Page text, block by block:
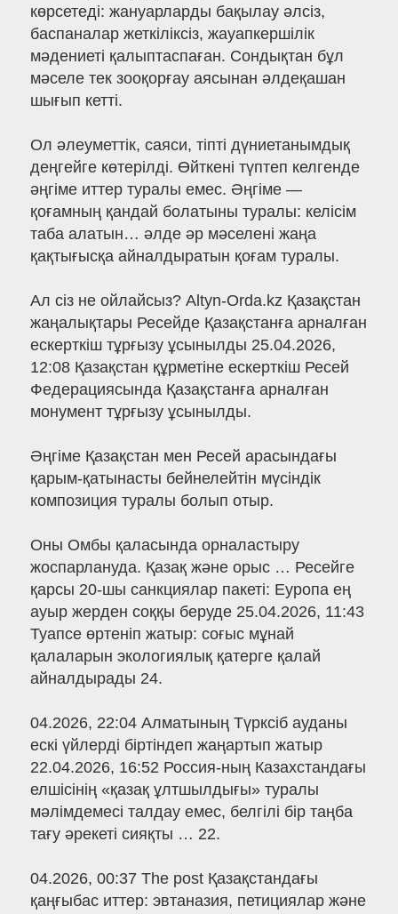
көрсетеді: жануарларды бақылау әлсіз,
баспаналар жеткіліксіз, жауапкершілік
мәдениеті қалыптаспаған. Сондықтан бұл
мәселе тек зооқорғау аясынан әлдеқашан
шығып кетті.
Ол әлеуметтік, саяси, тіпті дүниетанымдық
деңгейге көтерілді. Өйткені түптеп келгенде
әңгіме иттер туралы емес. Әңгіме —
қоғамның қандай болатыны туралы: келісім
таба алатын… әлде әр мәселені жаңа
қақтығысқа айналдыратын қоғам туралы.
Ал сіз не ойлайсыз? Altyn-Orda.kz Қазақстан
жаңалықтары Ресейде Қазақстанға арналған
ескерткіш тұрғызу ұсынылды 25.04.2026,
12:08 Қазақстан құрметіне ескерткіш Ресей
Федерациясында Қазақстанға арналған
монумент тұрғызу ұсынылды.
Әңгіме Қазақстан мен Ресей арасындағы
қарым-қатынасты бейнелейтін мүсіндік
композиция туралы болып отыр.
Оны Омбы қаласында орналастыру
жоспарлануда. Қазақ және орыс … Ресейге
қарсы 20-шы санкциялар пакеті: Еуропа ең
ауыр жерден соққы беруде 25.04.2026, 11:43
Туапсе өртеніп жатыр: соғыс мұнай
қалаларын экологиялық қатерге қалай
айналдырады 24.
04.2026, 22:04 Алматының Түрксіб ауданы
ескі үйлерді біртіндеп жаңартып жатыр
22.04.2026, 16:52 Россия-ның Казахстандағы
елшісінің «қазақ ұлтшылдығы» туралы
мәлімдемесі талдау емес, белгілі бір таңба
тағу әрекеті сияқты … 22.
04.2026, 00:37 The post Қазақстандағы
қаңғыбас иттер: эвтаназия, петициялар және